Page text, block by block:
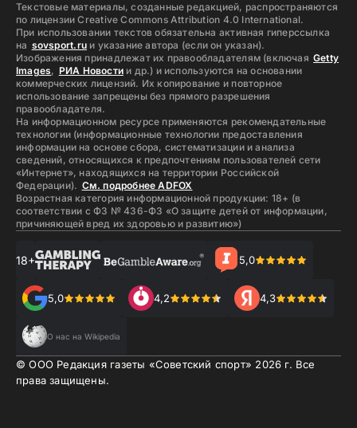
Текстовые материалы, созданные редакцией, распространяются
по лицензии Creative Commons Attribution 4.0 International.
При использовании текстов обязательна активная гиперссылка
на sovsport.ruи указание автора (если он указан).
Изображения принадлежат их правообладателям (включая Getty
Images, РИА Новости и др.) и используются на основании
коммерческих лицензий. Их копирование и повторное
использование запрещены без прямого разрешения
правообладателя.
На информационном ресурсе применяются рекомендательные
технологии (информационные технологии предоставления
информации на основе сбора, систематизации и анализа
сведений, относящихся к предпочтениям пользователей сети
«Интернет», находящихся на территории Российской
Федерации). См. подробнее ADFOX
Возрастная категория информационной продукции: 18+ (в
соответствии с ФЗ № 436-ФЗ «О защите детей от информации,
причиняющей вред их здоровью и развитию»)
18+ 5,0
5,0 4,2 4,3
О нас на Wikipedia
© ООО Редакция газеты «Советский спорт» 2026 г. Все
права защищены.